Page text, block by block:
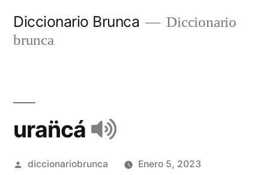
Diccionario Brunca
Diccionario
brunca
uran̈cá
diccionariobrunca Enero 5, 2023